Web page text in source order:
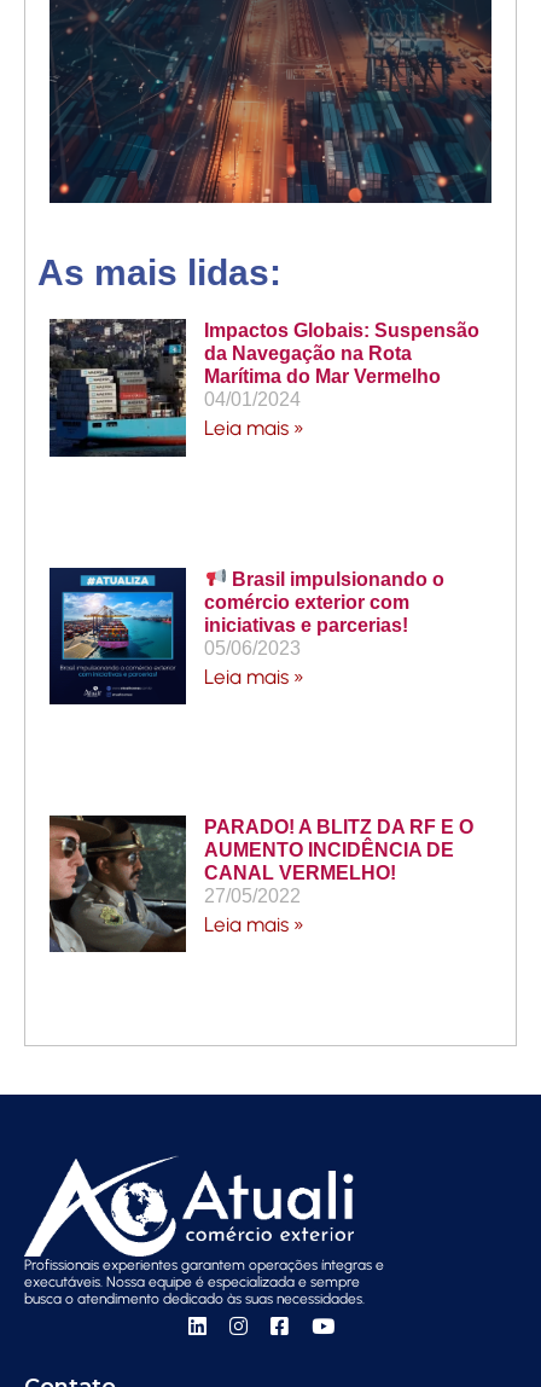
As mais lidas:
Impactos Globais: Suspensão
da Navegação na Rota
Marítima do Mar Vermelho
04/01/2024
Leia mais »
Brasil impulsionando o
comércio exterior com
iniciativas e parcerias!
05/06/2023
Leia mais »
PARADO! A BLITZ DA RF E O
AUMENTO INCIDÊNCIA DE
CANAL VERMELHO!
27/05/2022
Leia mais »
Profissionais experientes garantem operações íntegras e
executáveis. Nossa equipe é especializada e sempre
busca o atendimento dedicado às suas necessidades.